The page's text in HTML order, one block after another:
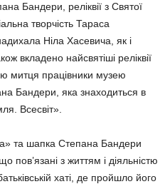
Бандери, реліквії з Святої
творчість Тараса
Ніла Хасевича, як і
вкладено найсвятіші реліквії
митця працівники музею
Бандери, яка знаходиться в
Всесвіт».
та шапка Степана Бандери
пов’язані з життям і діяльністю
хаті, де пройшло його